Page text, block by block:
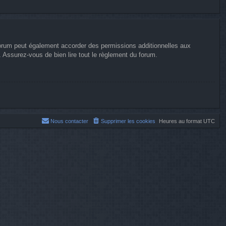
peut également accorder des permissions additionnelles aux
vous de bien lire tout le règlement du forum.
Heures au format UTC
Supprimer les cookies
Nous contacter